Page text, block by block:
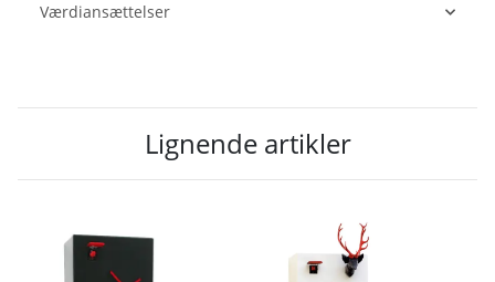
Værdiansættelser
Lignende artikler